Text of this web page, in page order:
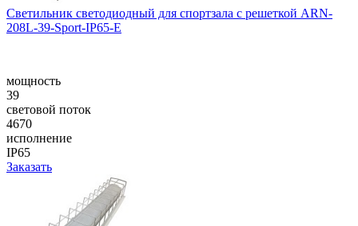
Светильник светодиодный для спортзала с решеткой ARN-
208L-39-Sport-IP65-E
мощность
39
световой поток
4670
исполнение
IP65
Заказать